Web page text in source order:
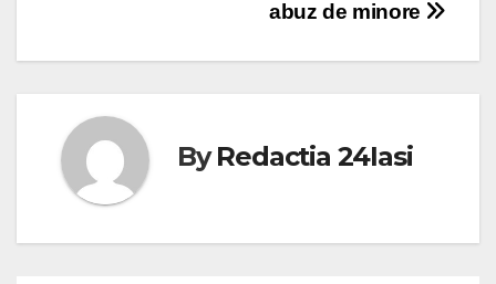
abuz de minore
ByRedactia 24Iasi